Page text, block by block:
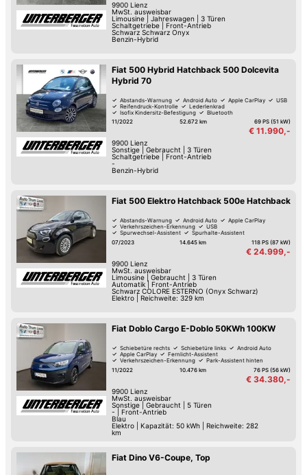
9900 Lienz
MwSt. ausweisbar
Limousine| Jahreswagen
3 Türen
Schaltgetriebe| Front-Antrieb
Schwarz Schwarz Onyx
Benzin-Hybrid
Fiat 500 Hybrid Hatchback 500 Dolcevita
Hybrid 70
Abstands-Warnung Android Auto Apple CarPlay
USB
Reifendruck-Kontrolle
Lederlenkrad
Isofix Kindersitz-Befestigung
Bluetooth
11/2022
52.672 km 69 PS (51 kW)
€ 11.990,-
9900 Lienz
Sonstige| Gebraucht
3 Türen
Schaltgetriebe| Front-Antrieb
-
Benzin-Hybrid
Fiat 500 Elektro Hatchback 500e Hatchback
Abstands-Warnung Android Auto
Apple CarPlay
Verkehrszeichen-Erkennung
USB
Spurwechsel-Assistent
Spurhalte-Assistent
Hochwertiges Sound-System
07/2023 14.645 km 118 PS (87 kW)
€ 24.999,-
9900 Lienz
MwSt. ausweisbar
Limousine| Gebraucht
3 Türen
Automatik| Front-Antrieb
Schwarz COLORE ESTERNO (Onyx Schwarz)
Elektro
Reichweite: 329 km
Fiat Doblo Cargo E-Doblo 50KWh 100KW
Schiebetüre rechts Schiebetüre links
Android Auto
Apple CarPlay
Fernlicht-Assistent
Verkehrszeichen-Erkennung
Park-Assistent hinten
Regensensor
11/2022 10.476 km 76 PS (56 kW)
€ 34.380,-
9900 Lienz
MwSt. ausweisbar
Sonstige| Gebraucht
5 Türen
-
Front-Antrieb
Blau
Elektro
Kapazität: 50 kWh | Reichweite: 282
km
Fiat Dino V6-Coupe, Top